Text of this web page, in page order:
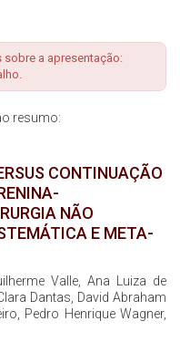
a apresentação:
resumo:
CONTINUAÇÃO
NÃO
E META-
Valle, Ana Luiza de
Dantas, David Abraham
Pedro Henrique Wagner,